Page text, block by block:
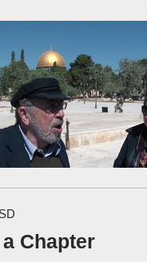
Chapter